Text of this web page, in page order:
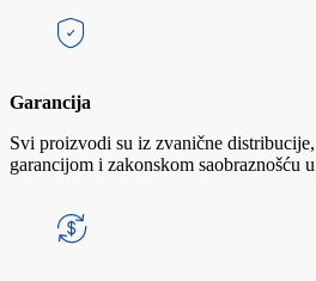
Garancija
Svi proizvodi su iz zvanične
garancijom i zakonskom saobraznošću